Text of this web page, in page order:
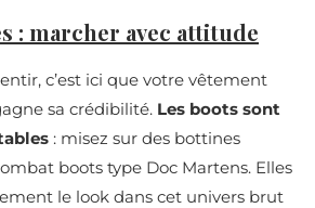
: marcher avec attitude
c’est ici que votre vêtement
sa crédibilité. Les boots sont
: misez sur des bottines
boots type Doc Martens. Elles
le look dans cet univers brut